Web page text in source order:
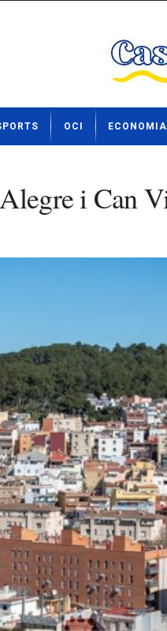
OCI ECONOMIA
i Can